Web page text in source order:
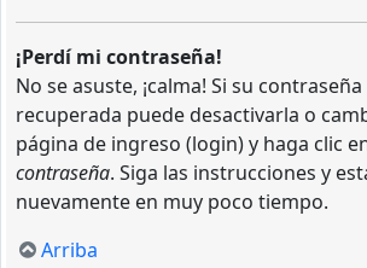
¡Perdí mi contraseña!
No se asuste, ¡calma! Si su
recuperada puede desactivarla o
página de ingreso (login) y haga clic
contraseña. Siga las instrucciones y
nuevamente en muy poco tiempo.
Arriba